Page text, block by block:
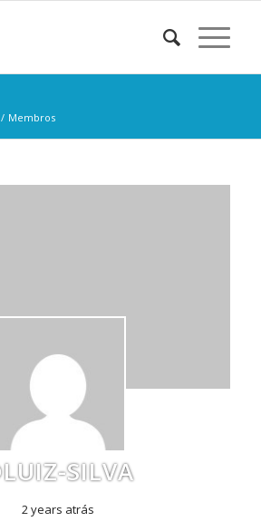
/ Membros
SILVA
2 years atrás